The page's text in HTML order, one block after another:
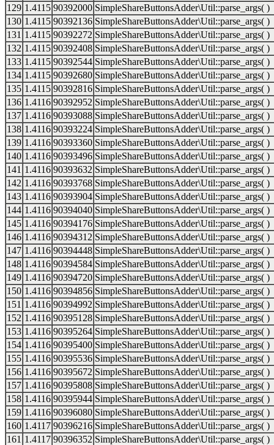
129 1.4115 90392000 SimpleShareButtonsAdder\Util::parse_args( )
130 1.4115 90392136 SimpleShareButtonsAdder\Util::parse_args( )
131 1.4115 90392272 SimpleShareButtonsAdder\Util::parse_args( )
132 1.4115 90392408 SimpleShareButtonsAdder\Util::parse_args( )
133 1.4115 90392544 SimpleShareButtonsAdder\Util::parse_args( )
134 1.4115 90392680 SimpleShareButtonsAdder\Util::parse_args( )
135 1.4115 90392816 SimpleShareButtonsAdder\Util::parse_args( )
136 1.4116 90392952 SimpleShareButtonsAdder\Util::parse_args( )
137 1.4116 90393088 SimpleShareButtonsAdder\Util::parse_args( )
138 1.4116 90393224 SimpleShareButtonsAdder\Util::parse_args( )
139 1.4116 90393360 SimpleShareButtonsAdder\Util::parse_args( )
140 1.4116 90393496 SimpleShareButtonsAdder\Util::parse_args( )
141 1.4116 90393632 SimpleShareButtonsAdder\Util::parse_args( )
142 1.4116 90393768 SimpleShareButtonsAdder\Util::parse_args( )
143 1.4116 90393904 SimpleShareButtonsAdder\Util::parse_args( )
144 1.4116 90394040 SimpleShareButtonsAdder\Util::parse_args( )
145 1.4116 90394176 SimpleShareButtonsAdder\Util::parse_args( )
146 1.4116 90394312 SimpleShareButtonsAdder\Util::parse_args( )
147 1.4116 90394448 SimpleShareButtonsAdder\Util::parse_args( )
148 1.4116 90394584 SimpleShareButtonsAdder\Util::parse_args( )
149 1.4116 90394720 SimpleShareButtonsAdder\Util::parse_args( )
150 1.4116 90394856 SimpleShareButtonsAdder\Util::parse_args( )
151 1.4116 90394992 SimpleShareButtonsAdder\Util::parse_args( )
152 1.4116 90395128 SimpleShareButtonsAdder\Util::parse_args( )
153 1.4116 90395264 SimpleShareButtonsAdder\Util::parse_args( )
154 1.4116 90395400 SimpleShareButtonsAdder\Util::parse_args( )
155 1.4116 90395536 SimpleShareButtonsAdder\Util::parse_args( )
156 1.4116 90395672 SimpleShareButtonsAdder\Util::parse_args( )
157 1.4116 90395808 SimpleShareButtonsAdder\Util::parse_args( )
158 1.4116 90395944 SimpleShareButtonsAdder\Util::parse_args( )
159 1.4116 90396080 SimpleShareButtonsAdder\Util::parse_args( )
160 1.4117 90396216 SimpleShareButtonsAdder\Util::parse_args( )
161 1.4117 90396352 SimpleShareButtonsAdder\Util::parse_args( )